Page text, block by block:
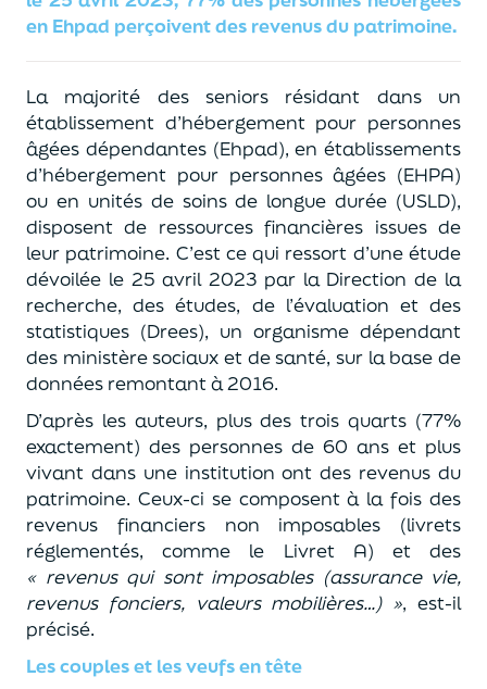
en Ehpad perçoivent des revenus du patrimoine.
La majorité des seniors résidant dans un
établissement d’hébergement pour personnes
âgées dépendantes (Ehpad), en établissements
d’hébergement pour personnes âgées (EHPA)
ou en unités de soins de longue durée (USLD),
disposent de ressources financières issues de
leur patrimoine. C’est ce qui ressort d’une étude
dévoilée le 25 avril 2023 par la Direction de la
recherche, des études, de l’évaluation et des
statistiques (Drees), un organisme dépendant
des ministère sociaux et de santé, sur la base de
données remontant à 2016.
D’après les auteurs, plus des trois quarts (77%
exactement) des personnes de 60 ans et plus
vivant dans une institution ont des revenus du
patrimoine. Ceux-ci se composent à la fois des
revenus financiers non imposables (livrets
réglementés, comme le Livret A) et des
« revenus qui sont imposables (assurance vie,
revenus fonciers, valeurs mobilières…) », est-il
précisé.
Les couples et les veufs en tête